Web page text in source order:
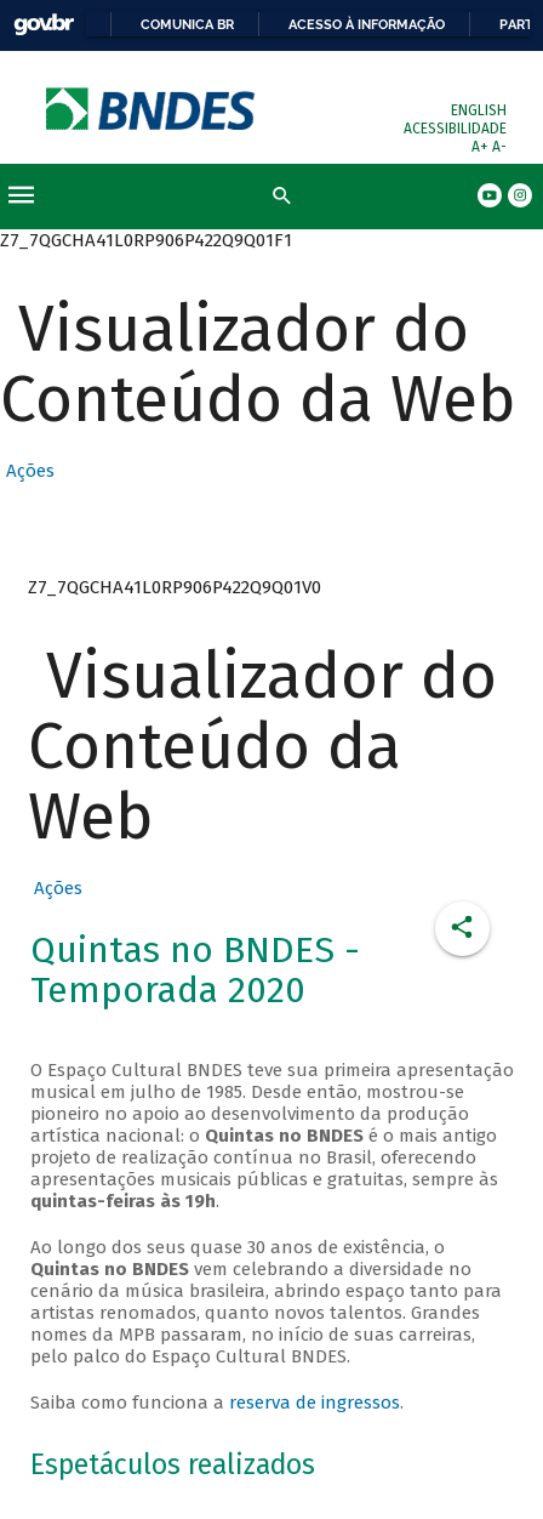
COMUNICA BR ACESSO À INFORMAÇÃO
ENGLISH
ACESSIBILIDADE
A+ A-
Z7_7QGCHA41L0RP906P422Q9Q01F1
Visualizador do
Conteúdo da Web
Ações
Z7_7QGCHA41L0RP906P422Q9Q01V0
Visualizador do
Conteúdo da
Web
Ações
Quintas no BNDES -
Temporada 2020
O Espaço Cultural BNDES teve sua primeira apresentação
musical em julho de 1985. Desde então, mostrou-se
pioneiro no apoio ao desenvolvimento da produção
artística nacional: o Quintas no BNDESé o mais antigo
projeto de realização contínua no Brasil, oferecendo
apresentações musicais públicas e gratuitas, sempre às
quintas-feiras às 19h.
Ao longo dos seus quase 30 anos de existência, o
Quintas no BNDESvem celebrando a diversidade no
cenário da música brasileira, abrindo espaço tanto para
artistas renomados, quanto novos talentos. Grandes
nomes da MPB passaram, no início de suas carreiras,
pelo palco do Espaço Cultural BNDES.
Saiba como funciona a reserva de ingressos.
Espetáculos realizados